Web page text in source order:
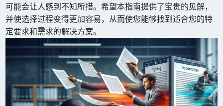
可能会让人感到不知所措。希望本指南提供了宝贵的见解，
并使选择过程变得更加容易，从而使您能够找到适合您的特
定要求和需求的解决方案。